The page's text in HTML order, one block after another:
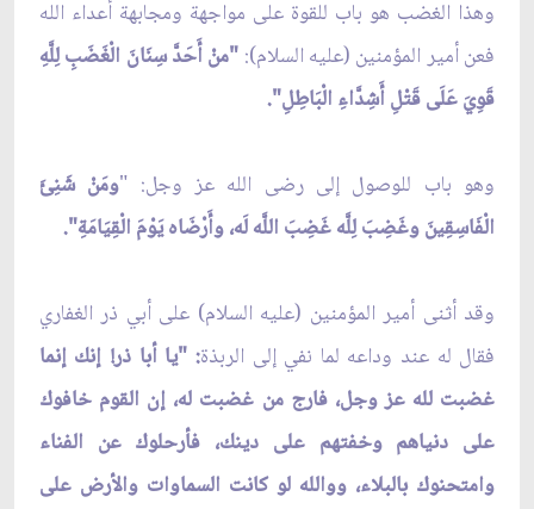
وهذا الغضب هو باب للقوة على مواجهة ومجابهة أعداء الله
فعن أمير المؤمنين (عليه السلام): "منْ أَحَدَّ سِنَانَ الْغَضَبِ لِلَّهِ
قَوِيَ عَلَى قَتْلِ أَشِدَّاءِ الْبَاطِلِ".
وهو باب للوصول إلى رضى الله عز وجل: "ومَنْ شَنِئَ
الْفَاسِقِينَ وغَضِبَ لِلَّه غَضِبَ اللَّه لَه، وأَرْضَاه يَوْمَ الْقِيَامَةِ".
وقد أثنى أمير المؤمنين (عليه السلام) على أبي ذر الغفاري
فقال له عند وداعه لما نفي إلى الربذة: "يا أبا ذر! إنك إنما
غضبت لله عز وجل، فارج من غضبت له، إن القوم خافوك
على دنياهم وخفتهم على دينك، فأرحلوك عن الفناء
وامتحنوك بالبلاء، ووالله لو كانت السماوات والأرض على